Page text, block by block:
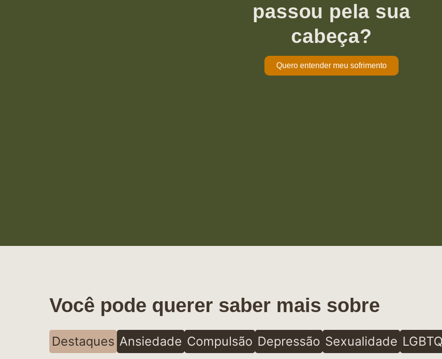
passou pela sua
cabeça?
Quero entender meu sofrimento
Você pode querer saber mais sobre
Destaques Ansiedade Compulsão Depressão Sexualidade